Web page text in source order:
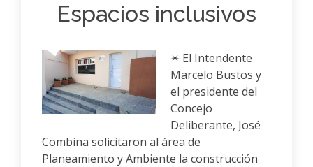
Espacios inclusivos
✴ El Intendente
Marcelo Bustos y
el presidente del
Concejo
Deliberante, José
Combina solicitaron al área de
Planeamiento y Ambiente la construcción